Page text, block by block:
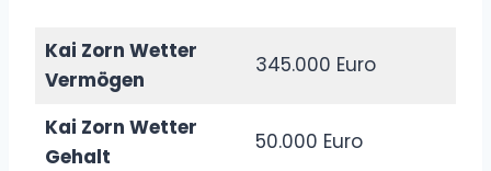
Kai Zorn Wetter
Vermögen
345.000 Euro
Kai Zorn Wetter
Gehalt
50.000 Euro